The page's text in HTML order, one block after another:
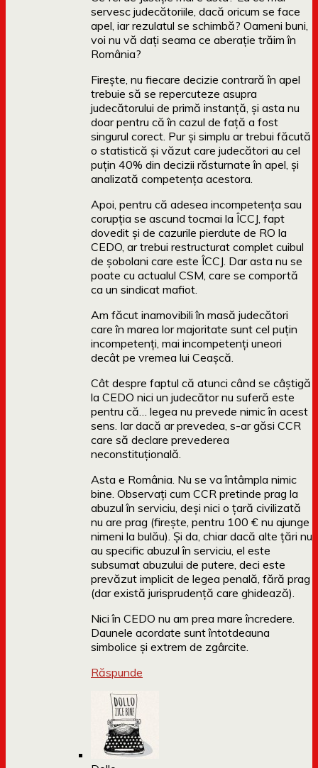
servesc judecătoriile, dacă oricum se face
apel, iar rezulatul se schimbă? Oameni buni,
voi nu vă dați seama ce aberație trăim în
România?
Firește, nu fiecare decizie contrară în apel
trebuie să se repercuteze asupra
judecătorului de primă instanță, și asta nu
doar pentru că în cazul de față a fost
singurul corect. Pur și simplu ar trebui făcută
o statistică și văzut care judecători au cel
puțin 40% din decizii răsturnate în apel, și
analizată competența acestora.
Apoi, pentru că adesea incompetența sau
corupția se ascund tocmai la ÎCCJ, fapt
dovedit și de cazurile pierdute de RO la
CEDO, ar trebui restructurat complet cuibul
de șobolani care este ÎCCJ. Dar asta nu se
poate cu actualul CSM, care se comportă
ca un sindicat mafiot.
Am făcut inamovibili în masă judecători
care în marea lor majoritate sunt cel puțin
incompetenți, mai incompetenți uneori
decât pe vremea lui Ceașcă.
Cât despre faptul că atunci când se câștigă
la CEDO nici un judecător nu suferă este
pentru că… legea nu prevede nimic în acest
sens. Iar dacă ar prevedea, s-ar găsi CCR
care să declare prevederea
neconstituțională.
Asta e România. Nu se va întâmpla nimic
bine. Observați cum CCR pretinde prag la
abuzul în serviciu, deși nici o țară civilizată
nu are prag (firește, pentru 100 € nu ajunge
nimeni la bulău). Și da, chiar dacă alte țări nu
au specific abuzul în serviciu, el este
subsumat abuzului de putere, deci este
prevăzut implicit de legea penală, fără prag
(dar există jurisprudență care ghidează).
Nici în CEDO nu am prea mare încredere.
Daunele acordate sunt întotdeauna
simbolice și extrem de zgârcite.
Răspunde